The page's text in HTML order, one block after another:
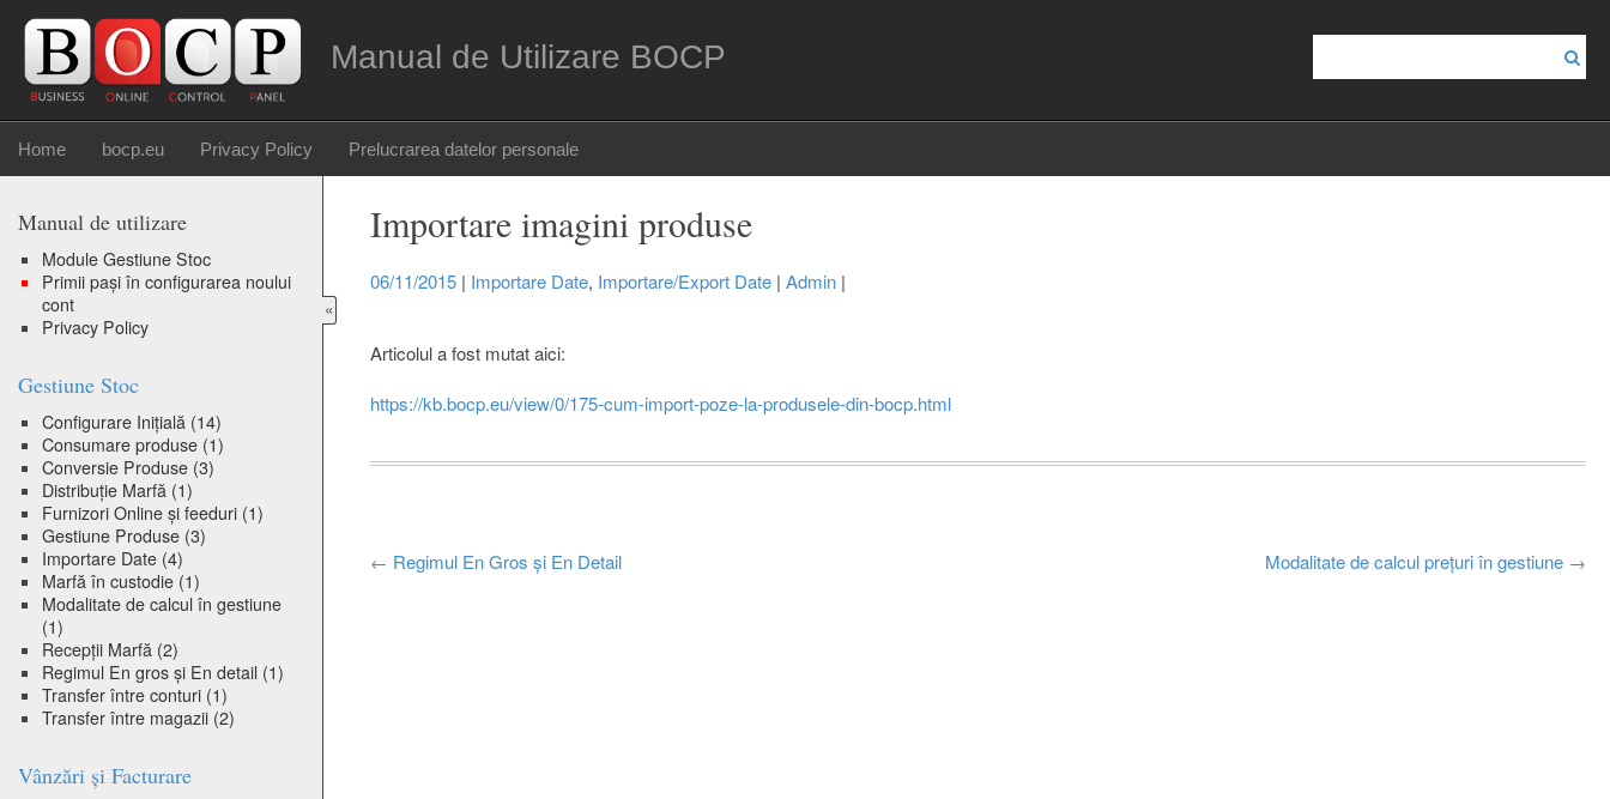
Manual de Utilizare BOCP
Home bocp.eu Privacy Policy Prelucrarea datelor personale
Manual de utilizare
Module Gestiune Stoc
Primii pași în configurarea noului
cont
Privacy Policy
Gestiune Stoc
Configurare Inițială (14)
Consumare produse (1)
Conversie Produse (3)
Distribuție Marfă (1)
Furnizori Online și feeduri (1)
Gestiune Produse (3)
Importare Date (4)
Marfă în custodie (1)
Modalitate de calcul în gestiune
(1)
Recepții Marfă (2)
Regimul En gros și En detail (1)
Transfer între conturi (1)
Transfer între magazii (2)
Vânzări și Facturare
«
Importare imagini produse
06/11/2015| Importare Date, Importare/Export Date| Admin|
Articolul a fost mutat aici:
https://kb.bocp.eu/view/0/175-cum-import-poze-la-produsele-din-bocp.html
Post
← Regimul En Gros și En Detail Modalitate de calcul prețuri în gestiune →